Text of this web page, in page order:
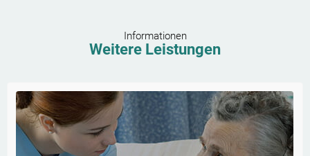
Informationen
Weitere Leistungen